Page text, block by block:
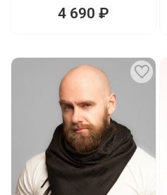
4 690 ₽